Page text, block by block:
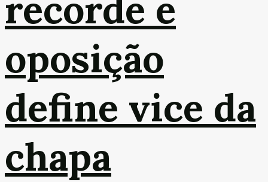
oposição
define vice da
chapa